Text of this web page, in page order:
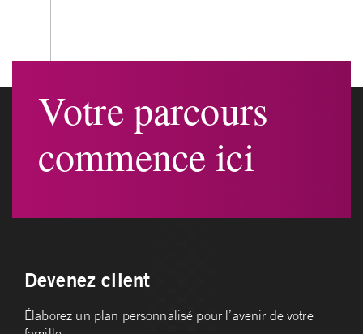
Votre parcours
commence ici
Devenez client
Élaborez un plan personnalisé pour l’avenir de votre